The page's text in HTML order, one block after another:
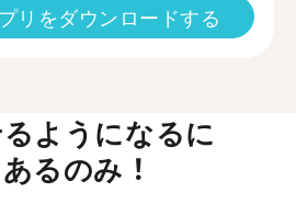
リをダウンロードする
ようになるに
るのみ！